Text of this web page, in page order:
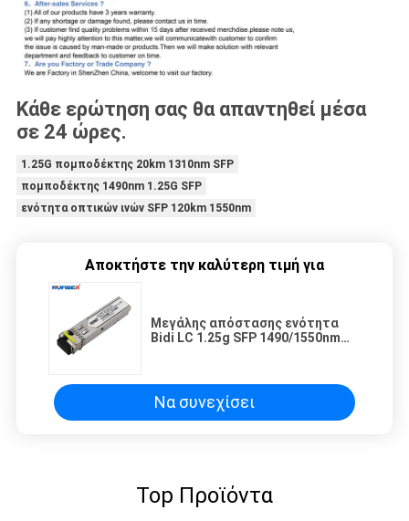
Κάθε ερώτηση σας θα απαντηθεί μέσα
σε 24 ώρες.
1.25G πομποδέκτης 20km 1310nm SFP
πομποδέκτης 1490nm 1.25G SFP
ενότητα οπτικών ινών SFP 120km 1550nm
Αποκτήστε την καλύτερη τιμή για
Μεγάλης απόστασης ενότητα
Bidi LC 1.25g SFP 1490/1550nm
Να συνεχίσει
Top Προϊόντα